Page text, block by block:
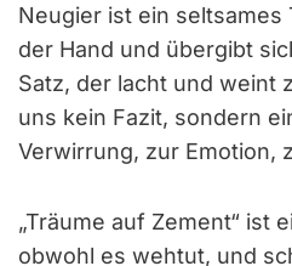
Neugier ist ein seltsames
der Hand und übergibt
Satz, der lacht und weint
uns kein Fazit, sondern
Verwirrung, zur Emotion,
„Träume auf Zement“ ist
obwohl es wehtut, und